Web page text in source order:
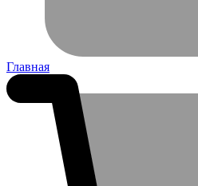
Главная